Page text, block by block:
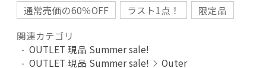
通常売価の60％OFF ラスト1点！
限定品
関連カテゴリ
OUTLET 現品 Summer sale!
OUTLET 現品 Summer sale!
Outer